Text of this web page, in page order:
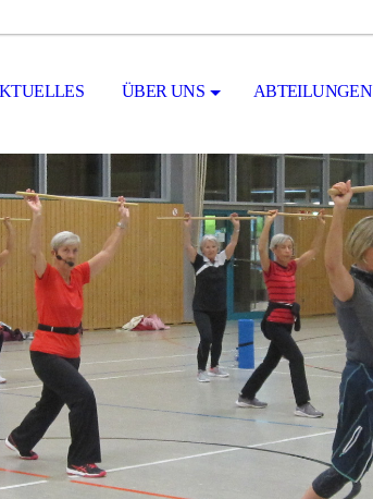
ÜBER UNS ABTEILUNGEN